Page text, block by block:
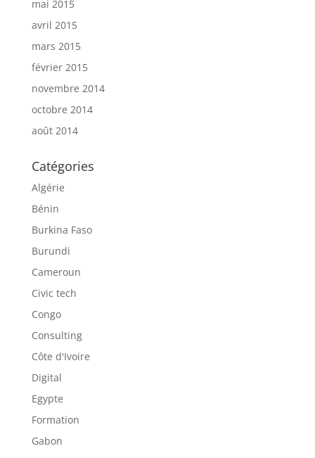
mai 2015
avril 2015
mars 2015
février 2015
novembre 2014
octobre 2014
août 2014
Catégories
Algérie
Bénin
Burkina Faso
Burundi
Cameroun
Civic tech
Congo
Consulting
Côte d'Ivoire
Digital
Egypte
Formation
Gabon